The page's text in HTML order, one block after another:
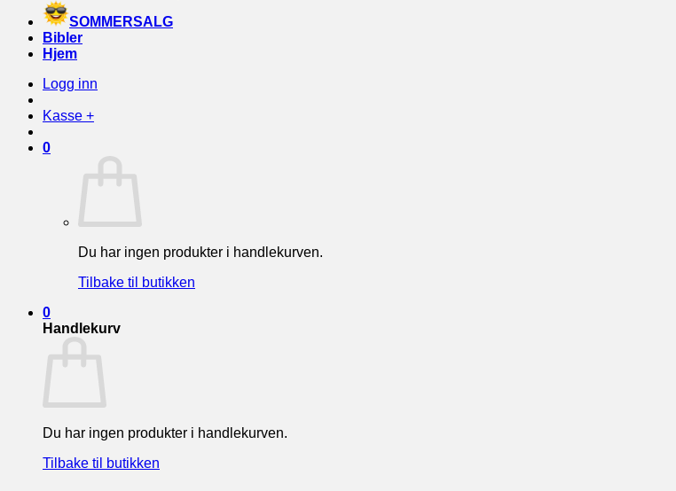
SOMMERSALG
Bibler
Hjem
Logg inn
Kasse +
0
Du har ingen produkter i handlekurven.
Tilbake til butikken
0
Handlekurv
Du har ingen produkter i handlekurven.
Tilbake til butikken